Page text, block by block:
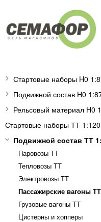
Стартовые наборы H0
Подвижной состав H0
Рельсовый материал H0
Стартовые наборы ТТ 1:120
Подвижной состав ТТ
Паровозы ТТ
Тепловозы ТТ
Электровозы ТТ
Пассажирские вагоны TT
Грузовые вагоны ТТ
Цистерны и хопперы